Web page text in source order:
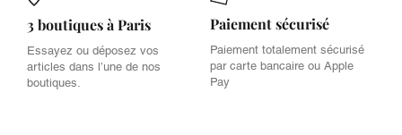
3 boutiques à Paris
Essayez ou déposez vos
articles dans l’une de nos
boutiques.
Paiement sécurisé
Paiement totalement sécurisé
par carte bancaire ou Apple
Pay